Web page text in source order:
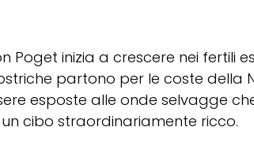
Poget inizia a crescere nei fertili
partono per le coste della
esposte alle onde selvagge
cibo straordinariamente ricco.